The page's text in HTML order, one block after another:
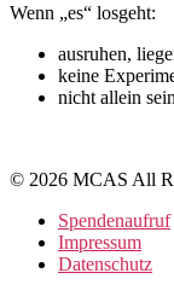
Wenn „es“ losgeht:
ausruhen,
keine
nicht allein
© 2026 MCAS All
Spendenaufruf
Impressum
Datenschutz